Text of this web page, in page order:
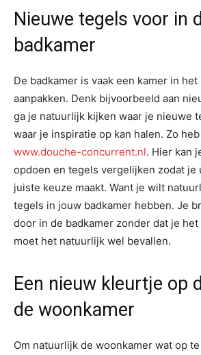
Nieuwe tegels voor in
badkamer
De badkamer is vaak een kamer in
aanpakken. Denk bijvoorbeeld aan
ga je natuurlijk kijken waar je nieuwe
waar je inspiratie op kan halen. Zo
www.douche-concurrent.nl. Hier kan
opdoen en tegels vergelijken zodat je
juiste keuze maakt. Want je wilt
tegels in jouw badkamer hebben. Je
door in de badkamer zonder dat je
moet het natuurlijk wel bevallen.
Een nieuw kleurtje op
de woonkamer
Om natuurlijk de woonkamer wat op